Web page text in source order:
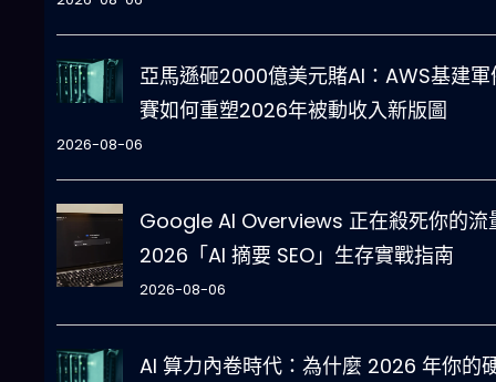
亞馬遜砸2000億美元賭AI：AWS基建軍
賽如何重塑2026年被動收入新版圖
2026-08-06
Google AI Overviews 正在殺死你的流
2026「AI 摘要 SEO」生存實戰指南
2026-08-06
AI 算力內卷時代：為什麼 2026 年你的